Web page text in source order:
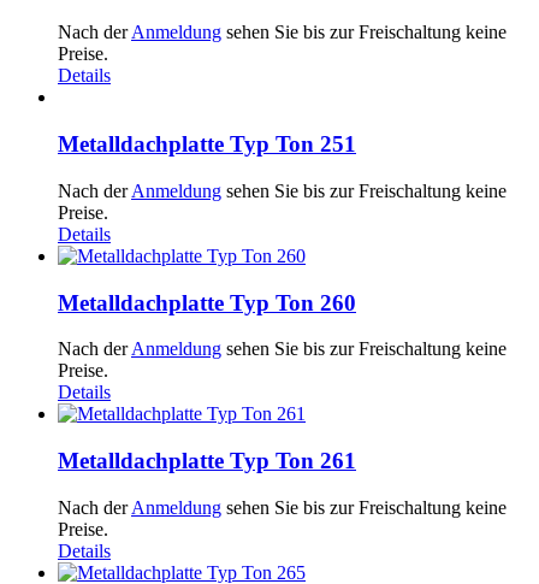
Nach derAnmeldung sehen Sie bis zur Freischaltung keine
Preise.
Details
Metalldachplatte Typ Ton 251
Nach derAnmeldung sehen Sie bis zur Freischaltung keine
Preise.
Details
Metalldachplatte Typ Ton 260
Nach derAnmeldung sehen Sie bis zur Freischaltung keine
Preise.
Details
Metalldachplatte Typ Ton 261
Nach derAnmeldung sehen Sie bis zur Freischaltung keine
Preise.
Details